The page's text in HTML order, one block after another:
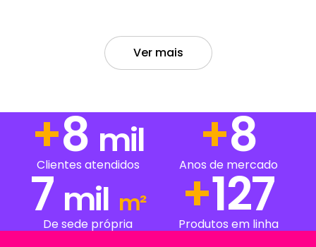
Ver mais
+12 mil
Clientes atendidos +12
Anos de mercado
7 mil m²
De sede própria +191
Produtos em linha